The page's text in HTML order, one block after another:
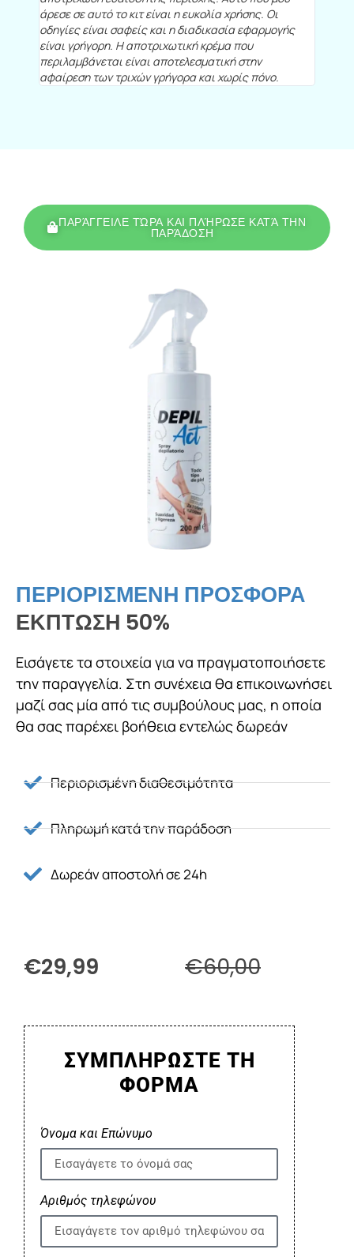
άρεσε σε αυτό το κιτ είναι η ευκολία χρήσης. Οι
οδηγίες είναι σαφείς και η διαδικασία εφαρμογής
είναι γρήγορη. Η αποτριχωτική κρέμα που
περιλαμβάνεται είναι αποτελεσματική στην
αφαίρεση των τριχών γρήγορα και χωρίς πόνο.
ΠΑΡΆΓΓΕΙΛΕ ΤΏΡΑ ΚΑΙ ΠΛΉΡΩΣΕ ΚΑΤΆ ΤΗΝ
ΠΑΡΆΔΟΣΗ
ΠΕΡΙΟΡΙΣΜΕΝΗ ΠΡΟΣΦΟΡΑ
ΕΚΠΤΩΣΗ 50%
Εισάγετε τα στοιχεία για να πραγματοποιήσετε
την παραγγελία. Στη συνέχεια θα επικοινωνήσει
μαζί σας μία από τις συμβούλους μας, η οποία
θα σας παρέχει βοήθεια εντελώς δωρεάν
Περιορισμένη διαθεσιμότητα
Πληρωμή κατά την παράδοση
Δωρεάν αποστολή σε 24h
€29,99 €60,00
ΣΥΜΠΛΗΡΩΣΤΕ ΤΗ
ΦΟΡΜΑ
Όνομα και Επώνυμο
Αριθμός τηλεφώνου